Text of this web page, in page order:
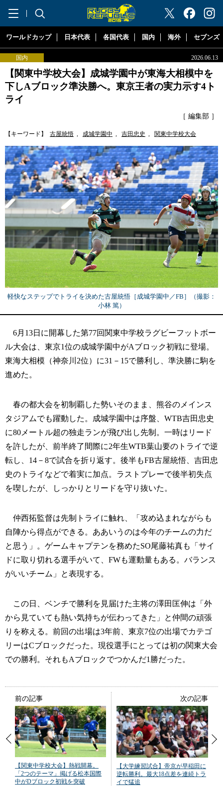
"ラグビーリパブリック"
ワールドカップ 日本代表 各国代表 国内 海外 セブンズ
国内 2026.06.13
【関東中学校大会】成城学園中が東海大相模中を
下しAブロック準決勝へ。東京王者の実力示す4ト
ライ
［ 編集部 ］
【キーワード】 古屋統悟 , 成城学園中 , 吉田忠史 , 関東中学校大会
軽快なステップでトライを決めた古屋統悟［成城学園中／FB］（撮影：
小林 篤）
6月13日に開幕した第77回関東中学校ラグビーフットボー
ル大会は、東京1位の成城学園中がAブロック初戦に登場。
東海大相模（神奈川2位）に31－15で勝利し、準決勝に駒を
進めた。
春の都大会を初制覇した勢いそのまま、熊谷のメインス
タジアムでも躍動した。成城学園中は序盤、WTB吉田忠史
に80メートル超の独走ランが飛び出し先制。一時はリード
を許したが、前半終了間際に2年生WTB葉山要のトライで逆
転し、14－8で試合を折り返す。後半もFB古屋統悟、吉田忠
史のトライなどで着実に加点。ラストプレーで後半初失点
を喫したが、しっかりとリードを守り抜いた。
仲西拓監督は先制トライに触れ、「攻め込まれながらも
自陣から得点ができる。ああいうのは今年のチームの力だ
と思う」。ゲームキャプテンを務めたSO尾藤祐真も「サイ
ドに取り切れる選手がいて、FWも運動量もある。バランス
がいいチーム」と表現する。
この日、ベンチで勝利を見届けた主将の澤田匡伸は「外
から見ていても熱い気持ちが伝わってきた」と仲間の頑張
りを称える。前回の出場は3年前、東京7位の出場でカテゴ
リーはCブロックだった。現役選手にとっては初の関東大会
での勝利。それもAブロックでつかんだ1勝だった。
前の記事
【関東中学校大会】熱戦開幕。
「2つのテーマ」掲げる松本国際
中がDブロック初戦を突破
次の記事
【大学練習試合】帝京が早稲田に
逆転勝利。最大18点差を連続トラ
イで猛追